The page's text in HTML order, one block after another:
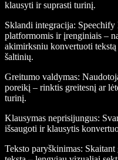
klausyti ir suprasti turinį.
Sklandi integracija: Speechify
platformomis ir įrenginiais –
akimirksniu konvertuoti
šaltinių.
Greitumo valdymas:
poreikį – rinktis greitesnį ar
turinį.
Klausymas neprisijungus:
išsaugoti ir klausytis
Teksto paryškinimas: Skaitant